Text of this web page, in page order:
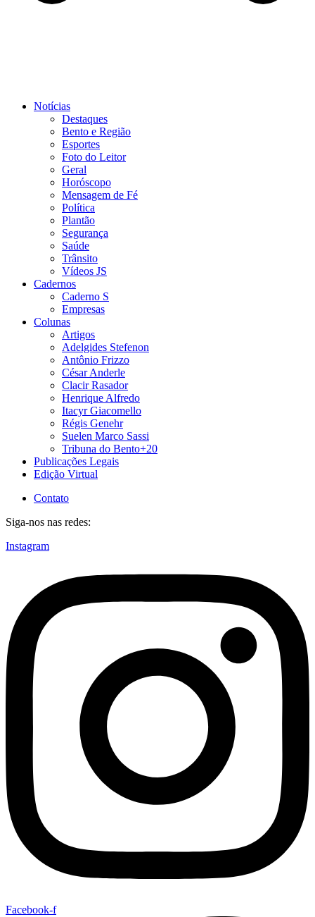
Notícias
Destaques
Bento e Região
Esportes
Foto do Leitor
Geral
Horóscopo
Mensagem de Fé
Política
Plantão
Segurança
Saúde
Trânsito
Vídeos JS
Cadernos
Caderno S
Empresas
Colunas
Artigos
Adelgides Stefenon
Antônio Frizzo
César Anderle
Clacir Rasador
Henrique Alfredo
Itacyr Giacomello
Régis Genehr
Suelen Marco Sassi
Tribuna do Bento+20
Publicações Legais
Edição Virtual
Contato
Siga-nos nas redes:
Instagram
Facebook-f